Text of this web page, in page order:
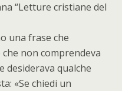
“Letture cristiane del
una frase che
non comprendeva
desiderava qualche
«Se chiedi un